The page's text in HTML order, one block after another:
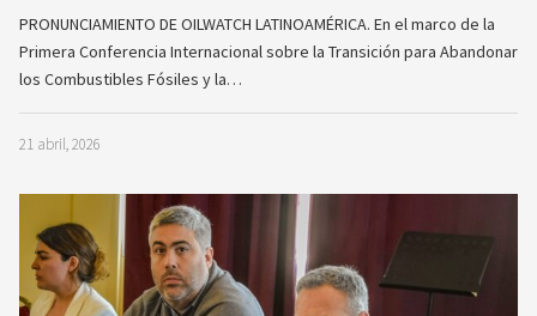
PRONUNCIAMIENTO DE OILWATCH LATINOAMÉRICA. En el marco de la
Primera Conferencia Internacional sobre la Transición para Abandonar
los Combustibles Fósiles y la…
21 abril, 2026